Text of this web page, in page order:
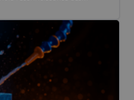
choisir le meilleur